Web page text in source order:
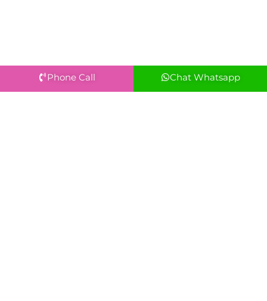
Phone Call Chat Whatsapp